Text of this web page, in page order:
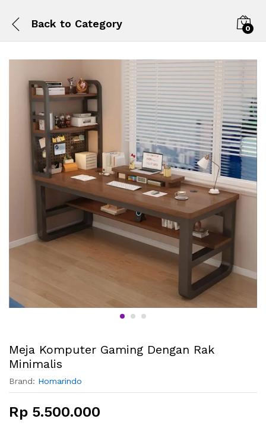
Back to Category 0
Meja Komputer Gaming Dengan Rak
Minimalis
Brand: Homarindo
Rp 5.500.000